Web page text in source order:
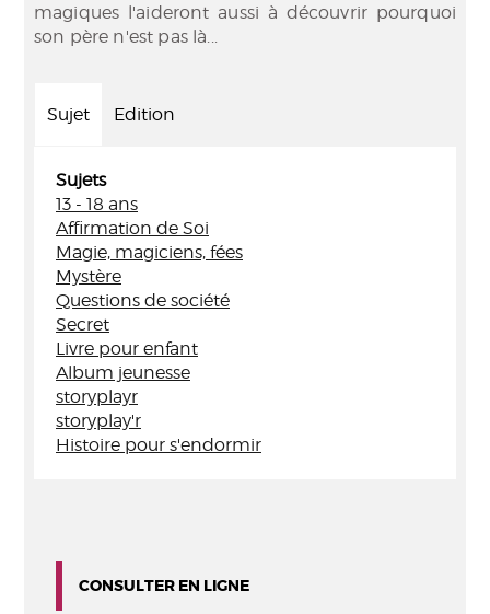
magiques l'aideront aussi à découvrir pourquoi
son père n'est pas là...
Sujet Edition
Sujets
13 - 18 ans
Affirmation de Soi
Magie, magiciens, fées
Mystère
Questions de société
Secret
Livre pour enfant
Album jeunesse
storyplayr
storyplay'r
Histoire pour s'endormir
CONSULTER EN LIGNE